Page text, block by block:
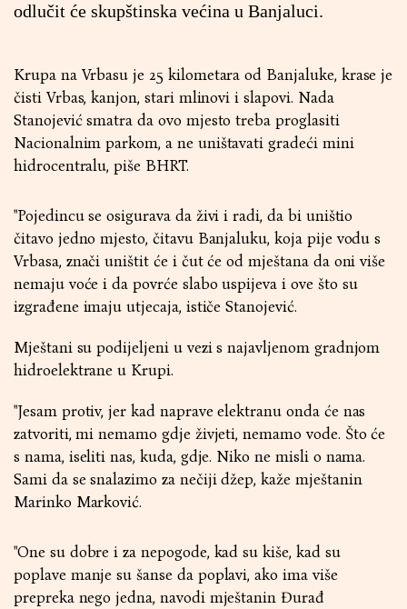
odlučit će skupštinska većina u Banjaluci.
Krupa na Vrbasu je 25 kilometara od Banjaluke, krase je
čisti Vrbas, kanjon, stari mlinovi i slapovi. Nada
Stanojević smatra da ovo mjesto treba proglasiti
Nacionalnim parkom, a ne uništavati gradeći mini
hidrocentralu, piše BHRT.
"Pojedincu se osigurava da živi i radi, da bi uništio
čitavo jedno mjesto, čitavu Banjaluku, koja pije vodu s
Vrbasa, znači uništit će i čut će od mještana da oni više
nemaju voće i da povrće slabo uspijeva i ove što su
izgrađene imaju utjecaja, ističe Stanojević.
Mještani su podijeljeni u vezi s najavljenom gradnjom
hidroelektrane u Krupi.
"Jesam protiv, jer kad naprave elektranu onda će nas
zatvoriti, mi nemamo gdje živjeti, nemamo vode. Što će
s nama, iseliti nas, kuda, gdje. Niko ne misli o nama.
Sami da se snalazimo za nečiji džep, kaže mještanin
Marinko Marković.
"One su dobre i za nepogode, kad su kiše, kad su
poplave manje su šanse da poplavi, ako ima više
prepreka nego jedna, navodi mještanin Đurađ